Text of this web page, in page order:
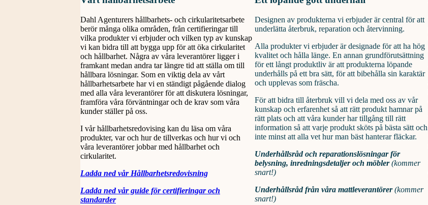
Dahl Agenturers hållbarhets- och cirkularitetsarbete
berör många olika områden, från certifieringar till
vilka produkter vi erbjuder och vilken typ av kunskap
vi kan bidra till att bygga upp för att öka cirkularitet
och hållbarhet. Några av våra leverantörer ligger i
framkant medan andra tar längre tid att ställa om till
hållbara lösningar. Som en viktig dela av vårt
hållbarhetsarbete har vi en ständigt pågående dialog
med alla våra leverantörer för att diskutera lösningar,
framföra våra förväntningar och de krav som våra
kunder ställer på oss.
I vår hållbarhetsredovising kan du läsa om våra
produkter, var och hur de tillverkas och hur vi och
våra leverantörer jobbar med hållbarhet och
cirkularitet.
Ladda ned vår Hållbarhetsredovisning
Ladda ned vår guide för certifieringar och
standarder
Designen av produkterna vi erbjuder är central för att
underlätta återbruk, reparation och återvinning.
Alla produkter vi erbjuder är designade för att ha hög
kvalitet och hålla länge. En annan grundförutsättning
för ett långt produktliv är att produkterna löpande
underhålls på ett bra sätt, för att bibehålla sin karaktär
och upplevas som fräscha.
För att bidra till återbruk vill vi dela med oss av vår
kunskap och erfarenhet så att rätt produkt hamnar på
rätt plats och att våra kunder har tillgång till rätt
information så att varje produkt sköts på bästa sätt och
inte minst att alla vet hur man bäst hanterar fläckar.
Underhållsråd och reparationslösningar för
belysning, inredningsdetaljer och möbler (kommer
snart!)
Underhållsråd från våra mattleverantörer (kommer
snart!)